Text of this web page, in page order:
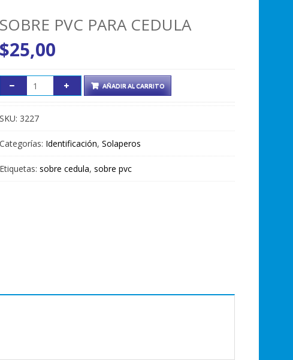
SOBRE PVC PARA CEDULA
$25,00
AÑADIR AL CARRITO
SKU: 3227
Categorías: Identificación, Solaperos
Etiquetas: sobre cedula, sobre pvc